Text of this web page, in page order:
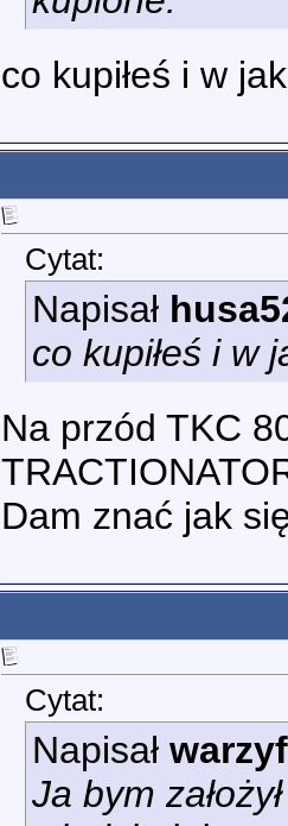
co kupiłeś i w
Cytat:
Napisał
co kupiłeś i w
Na przód TKC
Dam znać jak
Cytat:
Napisał
Ja bym